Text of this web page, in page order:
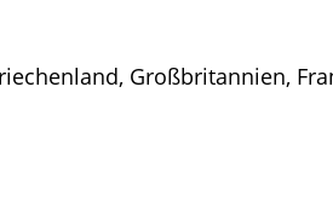
Großbritannien,